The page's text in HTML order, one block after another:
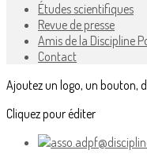
Études scientifiques
Revue de presse
Amis de la Discipline
Contact
Ajoutez un logo, un bouton,
Cliquez pour éditer